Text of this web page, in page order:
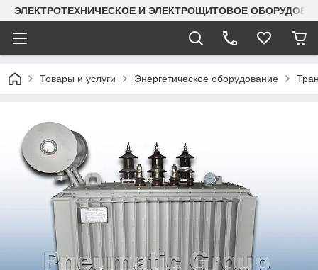
ЭЛЕКТРОТЕХНИЧЕСКОЕ И ЭЛЕКТРОЩИТОВОЕ
Товары и услуги Энергетическое оборудование